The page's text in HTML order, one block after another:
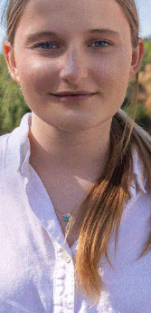
Piscina di
Pnrr, il gruppo
ringraziamento
Cronaca 4 Agosto
Un anno fa la
Gianni, Giulia
processo, lo
Cronaca 3 Agosto
Scomparso da
Fiorentino
Levane nel 2020